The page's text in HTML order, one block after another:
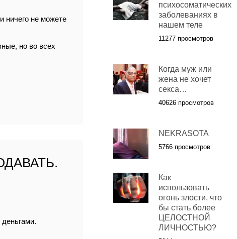
ничего не можете
но во всех
деньгами.
психосоматических
заболеваниях в
нашем теле
11277 просмотров
Когда муж или
жена не хочет
секса…
40626 просмотров
NEKRASOTA
5766 просмотров
Как
использовать
огонь злости, что
бы стать более
ЦЕЛОСТНОЙ
ЛИЧНОСТЬЮ?